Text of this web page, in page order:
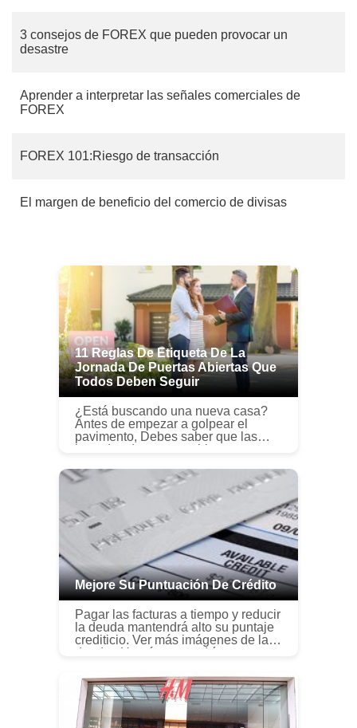
3 consejos de FOREX que pueden provocar un
desastre
Aprender a interpretar las señales comerciales de
FOREX
FOREX 101:Riesgo de transacción
El margen de beneficio del comercio de divisas
11 Reglas De Etiqueta De La
Jornada De Puertas Abiertas Que
Todos Deben Seguir
¿Está buscando una nueva casa?
Antes de empezar a golpear el
pavimento, Debes saber que las
jornadas de puertas abiertas no son
quieras y actuar como quieras.
Repase...
Mejore Su Puntuación De Crédito
Pagar las facturas a tiempo y reducir
la deuda mantendrá alto su puntaje
crediticio. Ver más imágenes de la
deuda . Un número podría
de sus sueños. Puede parecer i...